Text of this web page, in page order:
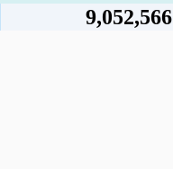
9,052,566